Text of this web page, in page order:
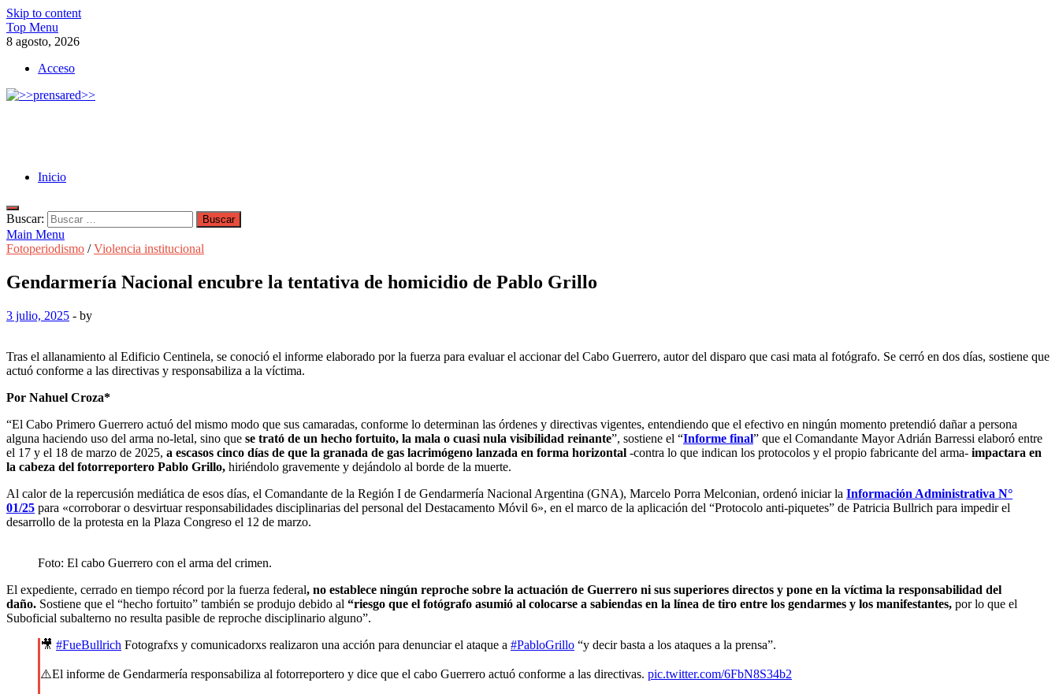
Skip to content
Top Menu
8 agosto, 2026
Acceso
Inicio
Buscar:
Main Menu
Fotoperiodismo /Violencia institucional
Gendarmería Nacional encubre la tentativa de homicidio de Pablo Grillo
3 julio, 2025 - by
Tras el allanamiento al Edificio Centinela, se conoció el informe elaborado por la fuerza para evaluar el accionar del Cabo Guerrero, autor del disparo que casi mata al fotógrafo. Se cerró en dos días, sostiene que
actuó conforme a las directivas y responsabiliza a la víctima.
Por Nahuel Croza*
“El Cabo Primero Guerrero actuó del mismo modo que sus camaradas, conforme lo determinan las órdenes y directivas vigentes, entendiendo que el efectivo en ningún momento pretendió dañar a persona
alguna haciendo uso del arma no-letal, sino que se trató de un hecho fortuito, la mala o cuasi nula visibilidad reinante”, sostiene el “Informe final” que el Comandante Mayor Adrián Barressi elaboró entre
el 17 y el 18 de marzo de 2025, a escasos cinco días de que la granada de gas lacrimógeno lanzada en forma horizontal -contra lo que indican los protocolos y el propio fabricante del arma- impactara en
la cabeza del fotorreportero Pablo Grillo, hiriéndolo gravemente y dejándolo al borde de la muerte.
Al calor de la repercusión mediática de esos días, el Comandante de la Región I de Gendarmería Nacional Argentina (GNA), Marcelo Porra Melconian, ordenó iniciar la Información Administrativa N°
01/25 para «corroborar o desvirtuar responsabilidades disciplinarias del personal del Destacamento Móvil 6», en el marco de la aplicación del “Protocolo anti-piquetes” de Patricia Bullrich para impedir el
desarrollo de la protesta en la Plaza Congreso el 12 de marzo.
Foto: El cabo Guerrero con el arma del crimen.
El expediente, cerrado en tiempo récord por la fuerza federal, no establece ningún reproche sobre la actuación de Guerrero ni sus superiores directos y pone en la víctima la responsabilidad del
daño. Sostiene que el “hecho fortuito” también se produjo debido al “riesgo que el fotógrafo asumió al colocarse a sabiendas en la línea de tiro entre los gendarmes y los manifestantes, por lo que el
Suboficial subalterno no resulta pasible de reproche disciplinario alguno”.
🎥 #FueBullrich Fotografxs y comunicadorxs realizaron una acción para denunciar el ataque a #PabloGrillo “y decir basta a los ataques a la prensa”.
⚠️El informe de Gendarmería responsabiliza al fotorreportero y dice que el cabo Guerrero actuó conforme a las directivas. pic.twitter.com/6FbN8S34b2